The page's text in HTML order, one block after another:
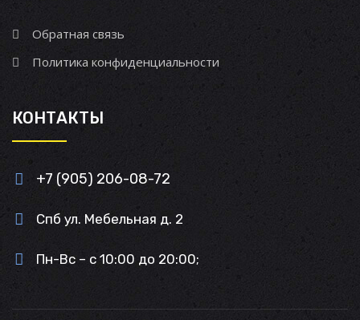
Обратная связь
Политика конфиденциальности
КОНТАКТЫ
+7 (905) 206-08-72
Спб ул. Мебельная д. 2
Пн-Вс – с 10:00 до 20:00;